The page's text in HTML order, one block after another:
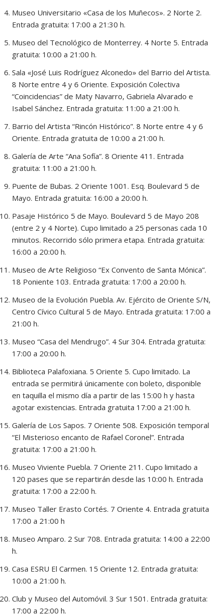
Museo Universitario «Casa de los Muñecos». 2 Norte 2.
Entrada gratuita: 17:00 a 21:30 h.
Museo del Tecnológico de Monterrey. 4 Norte 5. Entrada
gratuita: 10:00 a 21:00 h.
Sala «José Luis Rodríguez Alconedo» del Barrio del Artista.
8 Norte entre 4 y 6 Oriente. Exposición Colectiva
“Coincidencias” de Maty Navarro, Gabriela Alvarado e
Isabel Sánchez. Entrada gratuita: 11:00 a 21:00 h.
Barrio del Artista “Rincón Histórico”. 8 Norte entre 4 y 6
Oriente. Entrada gratuita de 10:00 a 21:00 h.
Galería de Arte “Ana Sofía”. 8 Oriente 411. Entrada
gratuita: 11:00 a 21:00 h.
Puente de Bubas. 2 Oriente 1001. Esq. Boulevard 5 de
Mayo. Entrada gratuita: 16:00 a 20:00 h.
Pasaje Histórico 5 de Mayo. Boulevard 5 de Mayo 208
(entre 2 y 4 Norte). Cupo limitado a 25 personas cada 10
minutos. Recorrido sólo primera etapa. Entrada gratuita:
16:00 a 20:00 h.
Museo de Arte Religioso “Ex Convento de Santa Mónica”.
18 Poniente 103. Entrada gratuita: 17:00 a 20:00 h.
Museo de la Evolución Puebla. Av. Ejército de Oriente S/N,
Centro Cívico Cultural 5 de Mayo. Entrada gratuita: 17:00 a
21:00 h.
Museo “Casa del Mendrugo”. 4 Sur 304. Entrada gratuita:
17:00 a 20:00 h.
Biblioteca Palafoxiana. 5 Oriente 5. Cupo limitado. La
entrada se permitirá únicamente con boleto, disponible
en taquilla el mismo día a partir de las 15:00 h y hasta
agotar existencias. Entrada gratuita 17:00 a 21:00 h.
Galería de Los Sapos. 7 Oriente 508. Exposición temporal
“El Misterioso encanto de Rafael Coronel”. Entrada
gratuita: 17:00 a 21:00 h.
Museo Viviente Puebla. 7 Oriente 211. Cupo limitado a
120 pases que se repartirán desde las 10:00 h. Entrada
gratuita: 17:00 a 22:00 h.
Museo Taller Erasto Cortés. 7 Oriente 4. Entrada gratuita
17:00 a 21:00 h
Museo Amparo. 2 Sur 708. Entrada gratuita: 14:00 a 22:00
h.
Casa ESRU El Carmen. 15 Oriente 12. Entrada gratuita:
10:00 a 21:00 h.
Club y Museo del Automóvil. 3 Sur 1501. Entrada gratuita:
17:00 a 22:00 h.